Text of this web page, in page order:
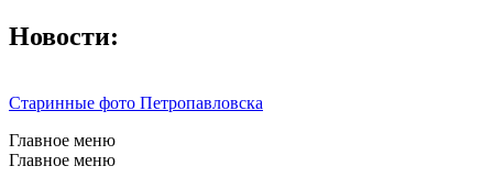
Новости:
Старинные фото Петропавловска
Главное меню
Главное меню